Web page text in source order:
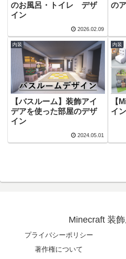
のお風呂・トイレ デザ
イン
2026.02.09
の
内装
【バスルーム】装飾アイ
デアを使った部屋のデザ
イン
2024.05.01
内装
【
イ
Minecraft 装
プライバシーポリシー
著作権について